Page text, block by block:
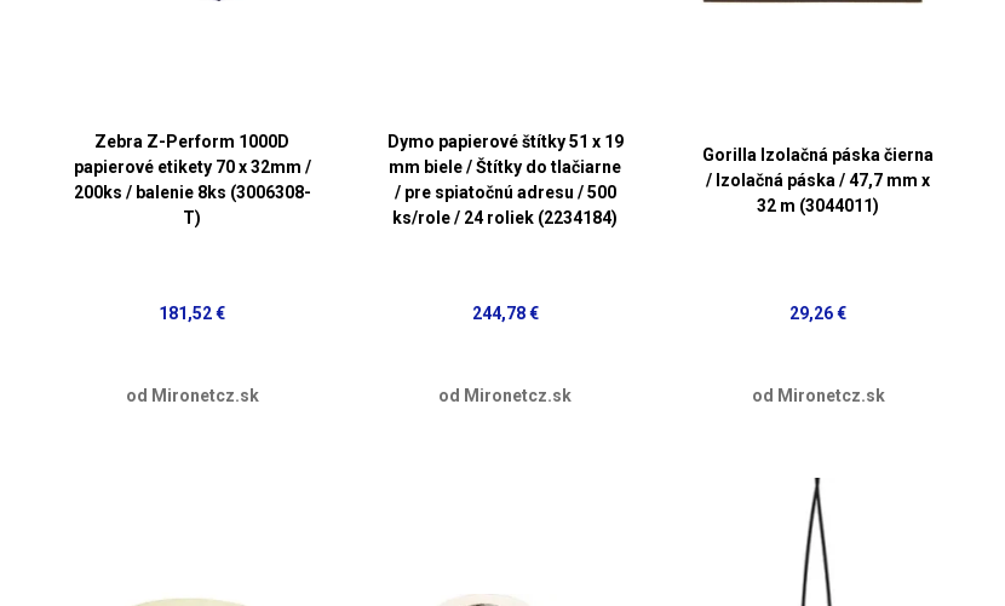
Zebra Z-Perform 1000D
papierové etikety 70 x 32mm /
200ks / balenie 8ks (3006308-
T)
181,52 €
od Mironetcz.sk
Dymo papierové štítky 51 x 19
mm biele / Štítky do tlačiarne
/ pre spiatočnú adresu / 500
ks/role / 24 roliek (2234184)
244,78 €
od Mironetcz.sk
Gorilla Izolačná páska čierna
/ Izolačná páska / 47,7 mm x
32 m (3044011)
29,26 €
od Mironetcz.sk